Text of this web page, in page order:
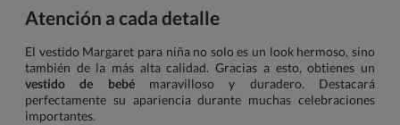
Atención a cada detalle
El vestido Margaret para niña no solo es un look hermoso, sino
también de la más alta calidad. Gracias a esto, obtienes un
vestido de bebémaravilloso y duradero. Destacará
perfectamente su apariencia durante muchas celebraciones
importantes.